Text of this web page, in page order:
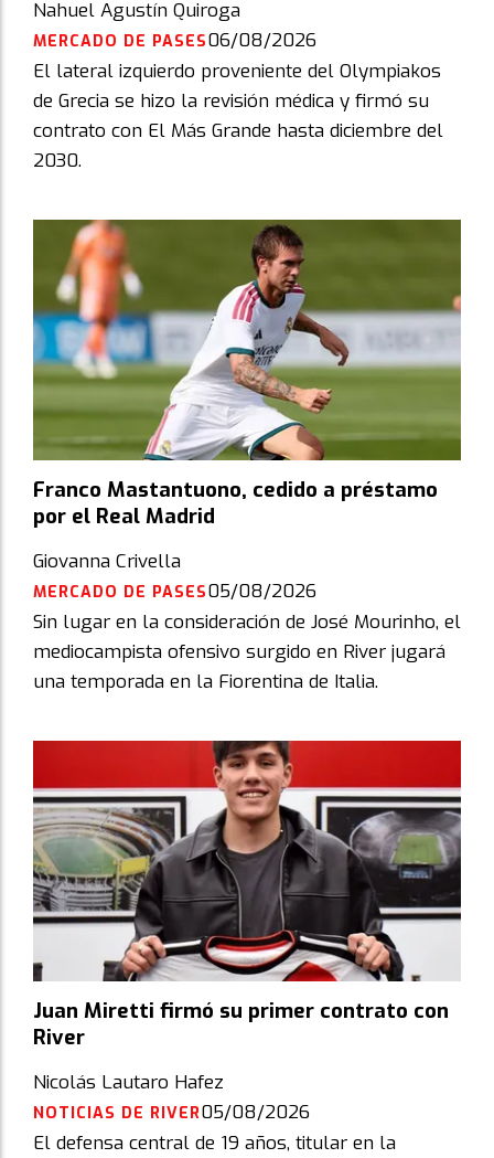
Nahuel Agustín Quiroga
MERCADO DE PASES06/08/2026
El lateral izquierdo proveniente del Olympiakos
de Grecia se hizo la revisión médica y firmó su
contrato con El Más Grande hasta diciembre del
2030.
Franco Mastantuono, cedido a préstamo
por el Real Madrid
Giovanna Crivella
MERCADO DE PASES05/08/2026
Sin lugar en la consideración de José Mourinho, el
mediocampista ofensivo surgido en River jugará
una temporada en la Fiorentina de Italia.
Juan Miretti firmó su primer contrato con
River
Nicolás Lautaro Hafez
NOTICIAS DE RIVER05/08/2026
El defensa central de 19 años, titular en la